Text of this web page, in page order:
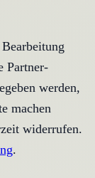
Partner-
werden,
machen
widerrufen.
.